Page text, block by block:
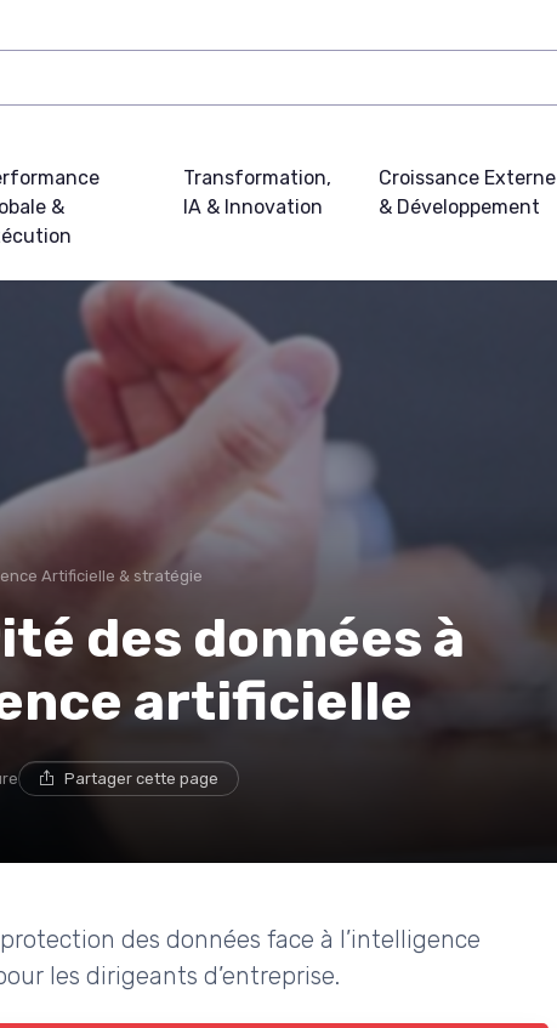
&
Transformation,
IA & Innovation
Croissance Externe
& Développement
Artificielle & stratégie
des données à
artificielle
Partager cette page
des données face à l’intelligence
les dirigeants d’entreprise.